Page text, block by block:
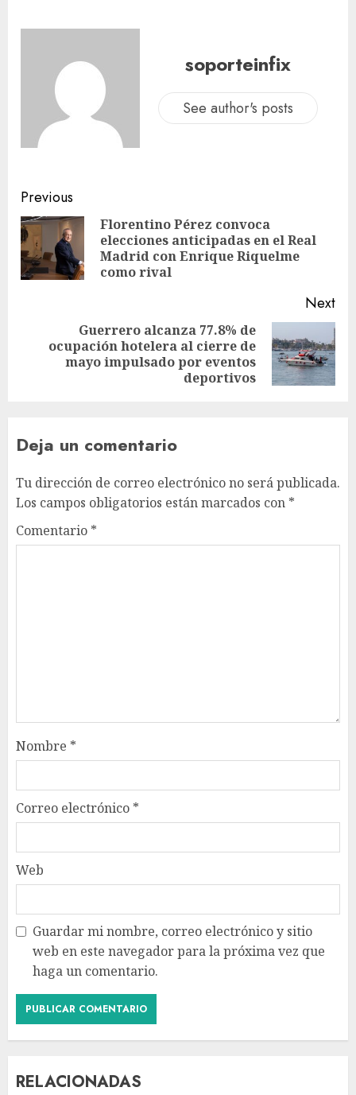
soporteinfix
See author's posts
Previous
Florentino Pérez convoca
elecciones anticipadas en el Real
Madrid con Enrique Riquelme
como rival
Next
Guerrero alcanza 77.8% de
ocupación hotelera al cierre de
mayo impulsado por eventos
deportivos
Deja un comentario
Tu dirección de correo electrónico no será publicada.
Los campos obligatorios están marcados con *
Comentario *
Nombre *
Correo electrónico *
Web
Guardar mi nombre, correo electrónico y sitio
web en este navegador para la próxima vez que
haga un comentario.
RELACIONADAS